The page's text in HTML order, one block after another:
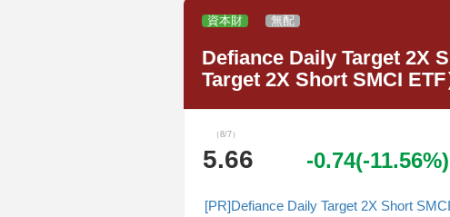
資本財 無配
Defiance Daily Target 2X
Target 2X Short SMCI ETF
（8/7）
5.66 -0.74(-11.56%)
[PR]Defiance Daily Target 2X Short